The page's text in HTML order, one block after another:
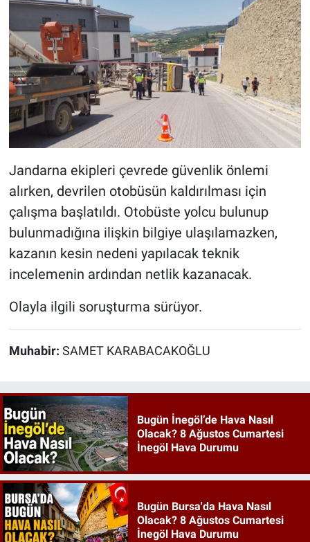
Jandarna ekipleri çevrede güvenlik önlemi
alırken, devrilen otobüsün kaldırılması için
çalışma başlatıldı. Otobüste yolcu bulunup
bulunmadığına ilişkin bilgiye ulaşılamazken,
kazanın kesin nedeni yapılacak teknik
incelemenin ardından netlik kazanacak.
Olayla ilgili soruşturma sürüyor.
Muhabir: SAMET KARABACAKOĞLU
Bugün İnegöl’de Hava Nasıl
Olacak? 8 Ağustos Cumartesi
İnegöl Hava Durumu
Bugün Bursa'da Hava Nasıl
Olacak? 8 Ağustos Cumartesi
İnegöl Hava Durumu